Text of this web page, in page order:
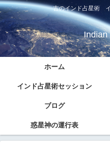
古のインド占星術
Indian
ホーム
インド占星術セッション
ブログ
惑星神の運行表